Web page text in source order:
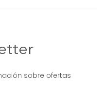
sobre ofertas